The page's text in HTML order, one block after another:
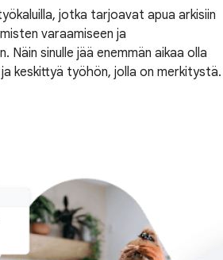
jotka tarjoavat apua arkisiin
varaamiseen ja
Näin sinulle jää enemmän aikaa olla
keskittyä työhön, jolla on merkitystä.